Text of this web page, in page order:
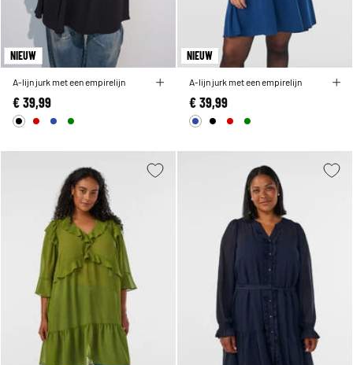
NIEUW
A-lijn jurk met een empirelijn
€ 39,99
NIEUW
A-lijn jurk met een empirelijn
€ 39,99